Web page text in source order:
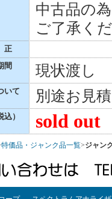
中古品の
ご了承くだ
間
現状渡し
いて 別途お見
） sold out
特価品・ジャンク品一覧>ジャン